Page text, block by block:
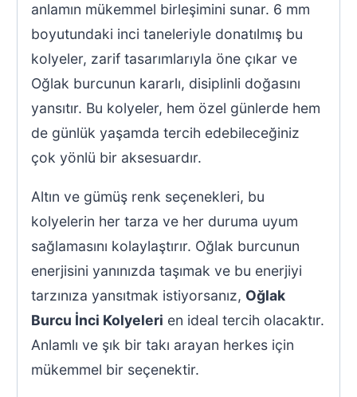
anlamın mükemmel birleşimini sunar. 6 mm
boyutundaki inci taneleriyle donatılmış bu
kolyeler, zarif tasarımlarıyla öne çıkar ve
Oğlak burcunun kararlı, disiplinli doğasını
yansıtır. Bu kolyeler, hem özel günlerde hem
de günlük yaşamda tercih edebileceğiniz
çok yönlü bir aksesuardır.
Altın ve gümüş renk seçenekleri, bu
kolyelerin her tarza ve her duruma uyum
sağlamasını kolaylaştırır. Oğlak burcunun
enerjisini yanınızda taşımak ve bu enerjiyi
tarzınıza yansıtmak istiyorsanız, Oğlak
Burcu İnci Kolyeleri en ideal tercih olacaktır.
Anlamlı ve şık bir takı arayan herkes için
mükemmel bir seçenektir.